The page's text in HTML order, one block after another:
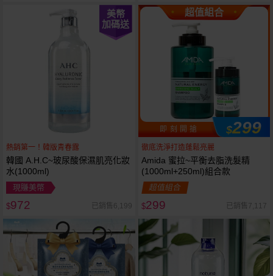
美幣
加碼送
熱銷第一！韓版青春露
韓國 A.H.C~玻尿酸保濕肌亮化妝
水(1000ml)
現賺美幣
$972 已銷售6,199
超值組合
即 刻 開 搶 $299
徹底洗淨打造蓬鬆亮麗
Amida 蜜拉~平衡去脂洗髮精
(1000ml+250ml)組合款
超值組合
$299 已銷售7,117